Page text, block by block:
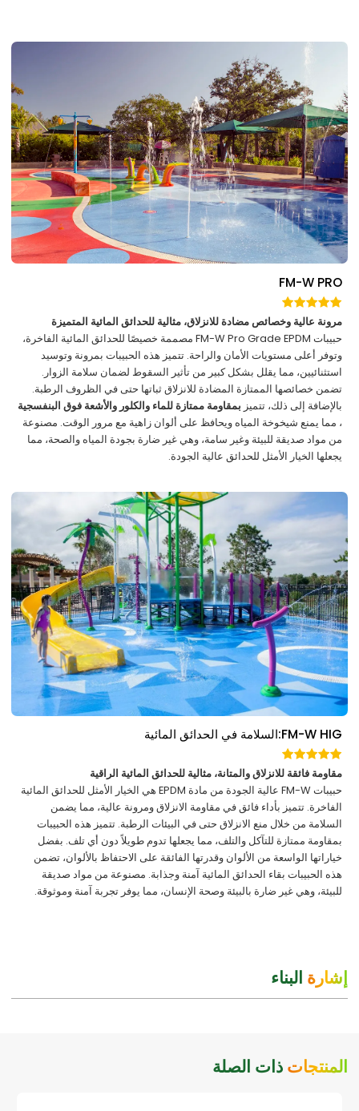
FM-W PRO
مرونة عالية وخصائص مضادة للانزلاق، مثالية للحدائق المائية المتميزة
حبيبات FM-W Pro Grade EPDM مصممة خصيصًا للحدائق المائية الفاخرة،
وتوفر أعلى مستويات الأمان والراحة. تتميز هذه الحبيبات بمرونة وتوسيد
استثنائيين، مما يقلل بشكل كبير من تأثير السقوط لضمان سلامة الزوار.
تضمن خصائصها الممتازة المضادة للانزلاق ثباتها حتى في الظروف الرطبة.
بالإضافة إلى ذلك، تتميز بمقاومة ممتازة للماء والكلور والأشعة فوق البنفسجية
، مما يمنع شيخوخة المياه ويحافظ على ألوان زاهية مع مرور الوقت. مصنوعة
من مواد صديقة للبيئة وغير سامة، وهي غير ضارة بجودة المياه والصحة، مما
يجعلها الخيار الأمثل للحدائق عالية الجودة.
FM-W HIG:السلامة في الحدائق المائية
مقاومة فائقة للانزلاق والمتانة، مثالية للحدائق المائية الراقية
حبيبات FM-W عالية الجودة من مادة EPDM هي الخيار الأمثل للحدائق المائية
الفاخرة. تتميز بأداء فائق في مقاومة الانزلاق ومرونة عالية، مما يضمن
السلامة من خلال منع الانزلاق حتى في البيئات الرطبة. تتميز هذه الحبيبات
بمقاومة ممتازة للتآكل والتلف، مما يجعلها تدوم طويلاً دون أي تلف. بفضل
خياراتها الواسعة من الألوان وقدرتها الفائقة على الاحتفاظ بالألوان، تضمن
هذه الحبيبات بقاء الحدائق المائية آمنة وجذابة. مصنوعة من مواد صديقة
للبيئة، وهي غير ضارة بالبيئة وصحة الإنسان، مما يوفر تجربة آمنة وموثوقة.
إشارة البناء
المنتجات ذات الصلة